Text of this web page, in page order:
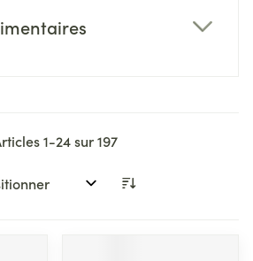
1-24sur197
par: